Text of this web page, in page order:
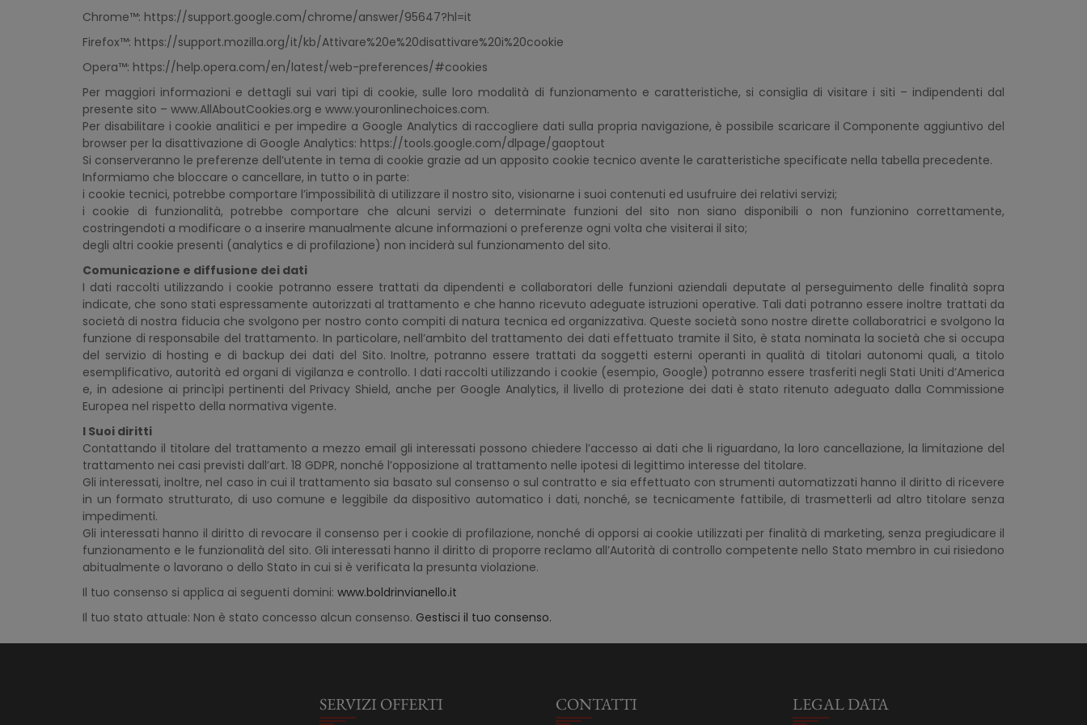
Chrome™: https://support.google.com/chrome/answer/95647?hl=it
Firefox™: https://support.mozilla.org/it/kb/Attivare%20e%20disattivare%20i%20cookie
Opera™: https://help.opera.com/en/latest/web-preferences/#cookies
Per maggiori informazioni e dettagli sui vari tipi di cookie, sulle loro modalità di funzionamento e caratteristiche, si consiglia di visitare i siti – indipendenti dal
presente sito – www.AllAboutCookies.org e www.youronlinechoices.com.
Per disabilitare i cookie analitici e per impedire a Google Analytics di raccogliere dati sulla propria navigazione, è possibile scaricare il Componente aggiuntivo del
browser per la disattivazione di Google Analytics: https://tools.google.com/dlpage/gaoptout
Si conserveranno le preferenze dell’utente in tema di cookie grazie ad un apposito cookie tecnico avente le caratteristiche specificate nella tabella precedente.
Informiamo che bloccare o cancellare, in tutto o in parte:
i cookie tecnici, potrebbe comportare l’impossibilità di utilizzare il nostro sito, visionarne i suoi contenuti ed usufruire dei relativi servizi;
i cookie di funzionalità, potrebbe comportare che alcuni servizi o determinate funzioni del sito non siano disponibili o non funzionino correttamente,
costringendoti a modificare o a inserire manualmente alcune informazioni o preferenze ogni volta che visiterai il sito;
degli altri cookie presenti (analytics e di profilazione) non inciderà sul funzionamento del sito.
Comunicazione e diffusione dei dati
I dati raccolti utilizzando i cookie potranno essere trattati da dipendenti e collaboratori delle funzioni aziendali deputate al perseguimento delle finalità sopra
indicate, che sono stati espressamente autorizzati al trattamento e che hanno ricevuto adeguate istruzioni operative. Tali dati potranno essere inoltre trattati da
società di nostra fiducia che svolgono per nostro conto compiti di natura tecnica ed organizzativa. Queste società sono nostre dirette collaboratrici e svolgono la
funzione di responsabile del trattamento. In particolare, nell’ambito del trattamento dei dati effettuato tramite il Sito, è stata nominata la società che si occupa
del servizio di hosting e di backup dei dati del Sito. Inoltre, potranno essere trattati da soggetti esterni operanti in qualità di titolari autonomi quali, a titolo
esemplificativo, autorità ed organi di vigilanza e controllo. I dati raccolti utilizzando i cookie (esempio, Google) potranno essere trasferiti negli Stati Uniti d’America
e, in adesione ai princìpi pertinenti del Privacy Shield, anche per Google Analytics, il livello di protezione dei dati è stato ritenuto adeguato dalla Commissione
Europea nel rispetto della normativa vigente.
I Suoi diritti
Contattando il titolare del trattamento a mezzo email gli interessati possono chiedere l’accesso ai dati che li riguardano, la loro cancellazione, la limitazione del
trattamento nei casi previsti dall’art. 18 GDPR, nonché l’opposizione al trattamento nelle ipotesi di legittimo interesse del titolare.
Gli interessati, inoltre, nel caso in cui il trattamento sia basato sul consenso o sul contratto e sia effettuato con strumenti automatizzati hanno il diritto di ricevere
in un formato strutturato, di uso comune e leggibile da dispositivo automatico i dati, nonché, se tecnicamente fattibile, di trasmetterli ad altro titolare senza
impedimenti.
Gli interessati hanno il diritto di revocare il consenso per i cookie di profilazione, nonché di opporsi ai cookie utilizzati per finalità di marketing, senza pregiudicare il
funzionamento e le funzionalità del sito. Gli interessati hanno il diritto di proporre reclamo all’Autorità di controllo competente nello Stato membro in cui risiedono
abitualmente o lavorano o dello Stato in cui si è verificata la presunta violazione.
Il tuo consenso si applica ai seguenti domini: www.boldrinvianello.it
Il tuo stato attuale: Non è stato concesso alcun consenso. Gestisci il tuo consenso.
SERVIZI OFFERTI CONTATTI LEGAL DATA